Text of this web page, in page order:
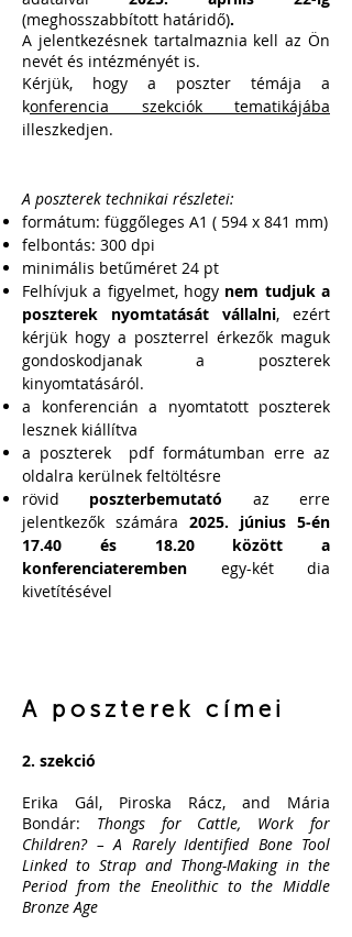
(meghosszabbított határidő).
A jelentkezésnek tartalmaznia kell az Ön
nevét és intézményét is.
Kérjük, hogy a poszter témája a
konferencia szekciók tematikájába
illeszkedjen.
A poszterek technikai részletei:
formátum: függőleges A1 ( 594 x 841 mm)
felbontás: 300 dpi
minimális betűméret 24 pt
Felhívjuk a figyelmet, hogy nem tudjuk a
poszterek nyomtatását vállalni, ezért
kérjük hogy a poszterrel érkezők maguk
gondoskodjanak a poszterek
kinyomtatásáról.
a konferencián a nyomtatott poszterek
lesznek kiállítva
a poszterek pdf formátumban erre az
oldalra kerülnek feltöltésre
rövid poszterbemutató az erre
jelentkezők számára 2025. június 5-én
17.40 és 18.20 között a
konferenciateremben egy-két dia
kivetítésével
A poszterek címei
2. szekció
Erika Gál, Piroska Rácz, and Mária
Bondár: Thongs for Cattle, Work for
Children? – A Rarely Identified Bone Tool
Linked to Strap and Thong-Making in the
Period from the Eneolithic to the Middle
Bronze Age